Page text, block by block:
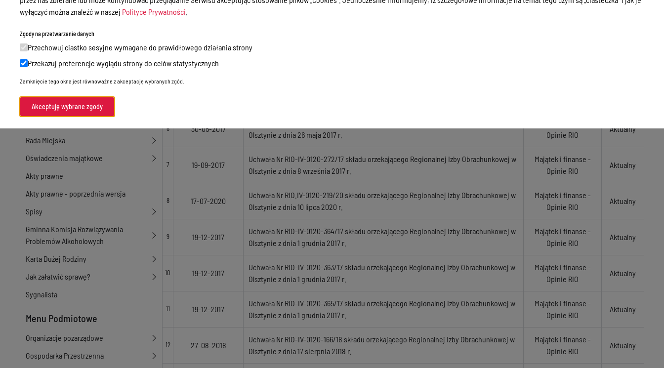
Przetargi
Ogłoszenia
Petycje
Nabór
Dyżury Aptek w Powiecie Ostródzkim
Komunikacja publiczna
Rada Miejska
Oświadczenia majątkowe
Akty prawne
Akty prawne - poprzednia wersja
Spisy
Gminna Komisja Rozwiązywania
Problemów Alkoholowych
Karta Dużej Rodziny
Jak załatwić sprawę?
Sygnalista
Menu Podmiotowe
Organizacje pozarządowe
Gospodarka Przestrzenna
Uchwała Nr RIO-IV-0120-143/17 składu orzekającego Regionalnej Izby Obrachunkowej w
6 30-05-2017
Olsztynie z dnia 26 maja 2017 r.
Opinie RIO
Aktualny
7 19-09-2017
Uchwała Nr RIO-IV-0120-272/17 składu orzekającego Regionalnej Izby Obrachunkowej w
Olsztynie z dnia 8 września 2017 r.
Majątek i finanse -
Opinie RIO
Aktualny
8 17-07-2020
Uchwała Nr RIO.IV-0120-219/20 składu orzekającego Regionalnej Izby Obrachunkowej w
Olsztynie z dnia 10 lipca 2020 r.
Majątek i finanse -
Opinie RIO
Aktualny
9 19-12-2017
Uchwała Nr RIO-IV-0120-364/17 składu orzekającego Regionalnej Izby Obrachunkowej w
Olsztynie z dnia 1 grudnia 2017 r.
Majątek i finanse -
Opinie RIO
Aktualny
10 19-12-2017
Uchwała Nr RIO-IV-0120-363/17 składu orzekającego Regionalnej Izby Obrachunkowej w
Olsztynie z dnia 1 grudnia 2017 r.
Majątek i finanse -
Opinie RIO
Aktualny
11 19-12-2017
Uchwała Nr RIO-IV-0120-365/17 składu orzekającego Regionalnej Izby Obrachunkowej w
Olsztynie z dnia 1 grudnia 2017 r.
Majątek i finanse -
Opinie RIO
Aktualny
12 27-08-2018
Uchwała Nr RIO-IV-0120-166/18 składu orzekającego Regionalnej Izby Obrachunkowej w
Olsztynie z dnia 17 sierpnia 2018 r.
Majątek i finanse -
Opinie RIO
Aktualny
wyłączyć można znaleźć w naszej Polityce Prywatności
Zgody na przetwarzanie danych
Przechowuj ciastko sesyjne wymagane do prawidłowego działania strony
Przekazuj preferencje wyglądu strony do celów statystycznych
Zamknięcie tego okna jest równoważne z akceptację wybranych zgód.
Akceptuję wybrane zgody